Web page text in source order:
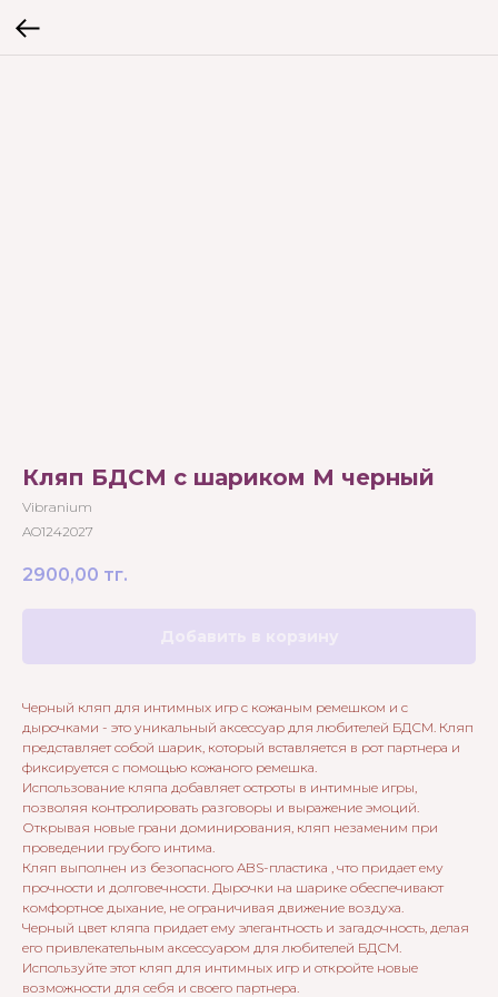
Кляп БДСМ с шариком М черный
Vibranium
AO1242027
2900,00 тг.
Черный кляп для интимных игр с кожаным ремешком и с
дырочками - это уникальный аксессуар для любителей БДСМ. Кляп
представляет собой шарик, который вставляется в рот партнера и
фиксируется с помощью кожаного ремешка.
Использование кляпа добавляет остроты в интимные игры,
позволяя контролировать разговоры и выражение эмоций.
Открывая новые грани доминирования, кляп незаменим при
проведении грубого интима.
Кляп выполнен из безопасного ABS-пластика , что придает ему
прочности и долговечности. Дырочки на шарике обеспечивают
комфортное дыхание, не ограничивая движение воздуха.
Черный цвет кляпа придает ему элегантность и загадочность, делая
его привлекательным аксессуаром для любителей БДСМ.
Используйте этот кляп для интимных игр и откройте новые
возможности для себя и своего партнера.